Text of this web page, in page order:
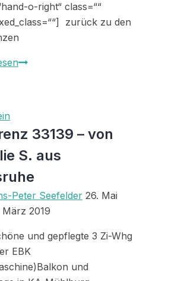
o-right“ class=““
zurück zu den
Referenz
33139 – von
S. aus
Peter Seefelder 26. Mai
März 2019
und gepflegte 3 Zi-Whg
EBK
und